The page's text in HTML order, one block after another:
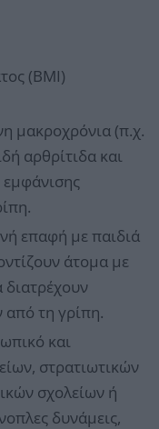
(BMI)
μακροχρόνια (π.χ.
αρθρίτιδα και
εμφάνισης
επαφή με παιδιά
άτομα με
από τη γρίπη.
και
στρατιωτικών
σχολείων ή
δυνάμεις,